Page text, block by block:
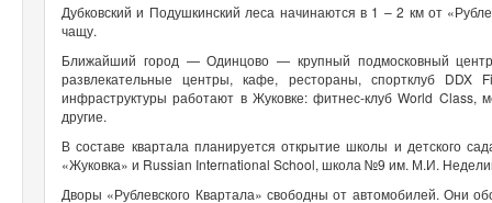
Дубковский и Подушкинский леса начинаются в 1 – 2 км от
чащу.
Ближайший город — Одинцово — крупный подмосковный
развлекательные центры, кафе, рестораны, спортклуб
инфраструктуры работают в Жуковке: фитнес-клуб World Class,
другие.
В составе квартала планируется открытие школы и детского
«Жуковка» и Russian International School, школа №9 им. М.И.
Дворы «Рублевского Квартала» свободны от автомобилей. Они